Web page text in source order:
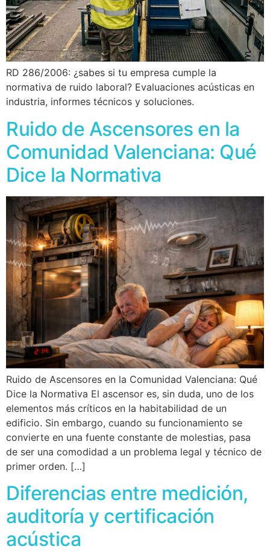
RD 286/2006: ¿sabes si tu empresa cumple la
normativa de ruido laboral? Evaluaciones acústicas en
industria, informes técnicos y soluciones.
Ruido de Ascensores en la
Comunidad Valenciana: Qué
Dice la Normativa
Ruido de Ascensores en la Comunidad Valenciana: Qué
Dice la Normativa El ascensor es, sin duda, uno de los
elementos más críticos en la habitabilidad de un
edificio. Sin embargo, cuando su funcionamiento se
convierte en una fuente constante de molestias, pasa
de ser una comodidad a un problema legal y técnico de
primer orden. […]
Diferencias entre medición,
auditoría y certificación
acústica